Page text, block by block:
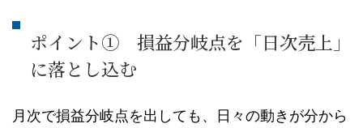
ポイント① 損益分岐点を「日次売上」
に落とし込む
月次で損益分岐点を出しても、日々の動きが分から